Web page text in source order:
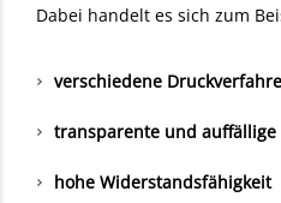
Dabei handelt es sich zum
verschiedene
transparente und auffällige
hohe Widerstandsfähigkeit